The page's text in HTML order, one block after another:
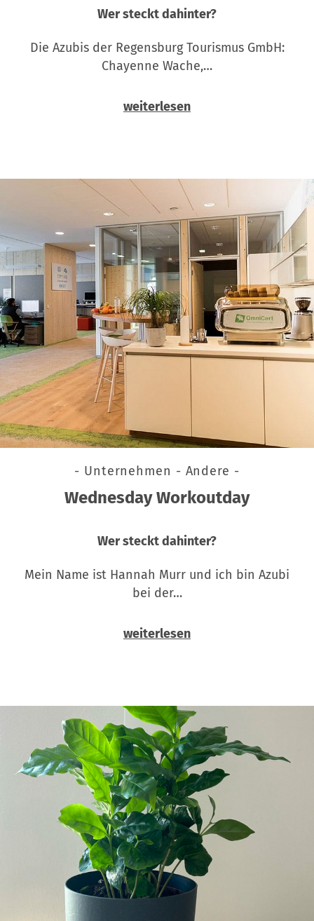
Wer steckt dahinter?
Die Azubis der Regensburg Tourismus GmbH:
Chayenne Wache,…
weiterlesen
- Unternehmen - Andere -
Wednesday Workoutday
Wer steckt dahinter?
Mein Name ist Hannah Murr und ich bin Azubi
bei der…
weiterlesen